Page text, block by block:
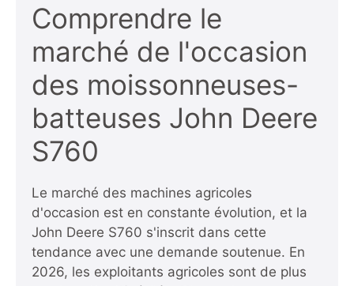
Comprendre le
marché de l'occasion
des moissonneuses-
batteuses John Deere
S760
Le marché des machines agricoles
d'occasion est en constante évolution, et la
John Deere S760 s'inscrit dans cette
tendance avec une demande soutenue. En
2026, les exploitants agricoles sont de plus